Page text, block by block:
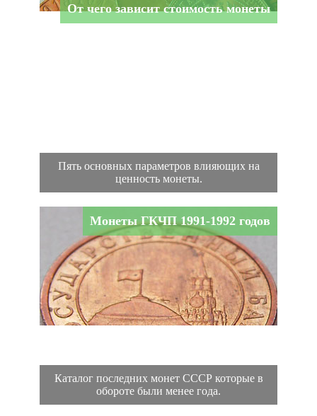
От чего зависит стоимость монеты
Пять основных параметров влияющих на
ценность монеты.
Монеты ГКЧП 1991-1992 годов
Каталог последних монет СССР которые в
обороте были менее года.